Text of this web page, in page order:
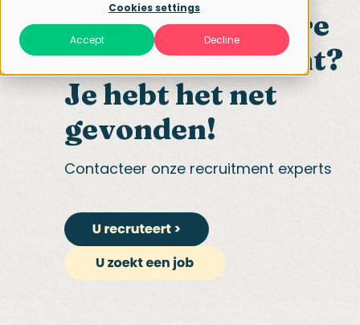
Cookies settings
Accept Decline
‘rekruteringsbure
au België’ gezocht?
Je hebt het net
gevonden!
Contacteer onze recruitment experts